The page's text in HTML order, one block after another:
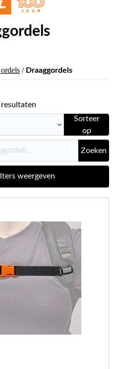
/ Draaggordels
resultaten
Sorteer
op
Zoeken
weergeven